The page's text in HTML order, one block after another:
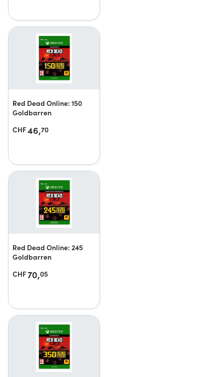
Red Dead Online: 150
Goldbarren
CHF46,70
Red Dead Online: 245
Goldbarren
CHF70,05